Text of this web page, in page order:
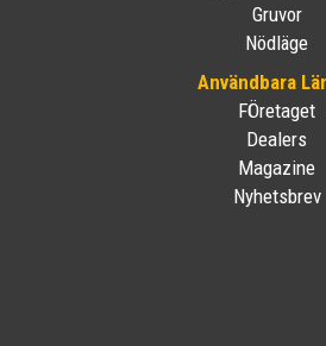
Gruvor
Nödläge
Användbara
FÖretaget
Dealers
Magazine
Nyhetsbrev